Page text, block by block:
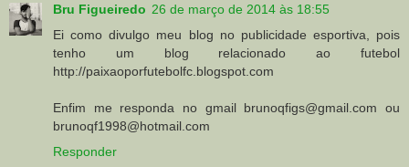
Bru Figueiredo 26 de março de 2014 às 18:55
Ei como divulgo meu blog no publicidade esportiva, pois
tenho um blog relacionado ao futebol
http://paixaoporfutebolfc.blogspot.com
Enfim me responda no gmail brunoqfigs@gmail.com ou
brunoqf1998@hotmail.com
Responder